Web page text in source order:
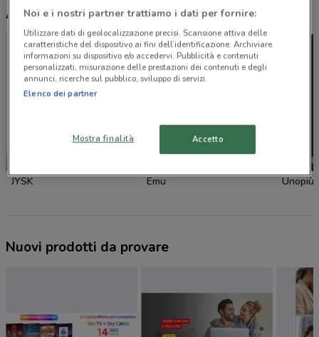
Altri volantini nelle vicinanze
JYSK Emu Unopiù
Nuovi prodotti da provare
Noi e i nostri partner trattiamo i dati per fornire:
Utilizzare dati di geolocalizzazione precisi. Scansione attiva delle
caratteristiche del dispositivo ai fini dell’identificazione. Archiviare
informazioni su dispositivo e/o accedervi. Pubblicità e contenuti
personalizzati, misurazione delle prestazioni dei contenuti e degli
annunci, ricerche sul pubblico, sviluppo di servizi.
Elenco dei partner
Mostra finalità Accetto